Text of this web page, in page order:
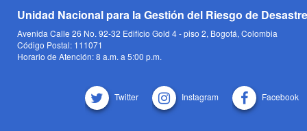
Unidad Nacional para la Gestión del Riesgo de
Avenida Calle 26 No. 92-32 Edificio Gold 4 - piso 2, Bogotá, Colombia
Código Postal: 111071
Horario de Atención: 8 a.m. a 5:00 p.m.
Twitter Instagram Facebook